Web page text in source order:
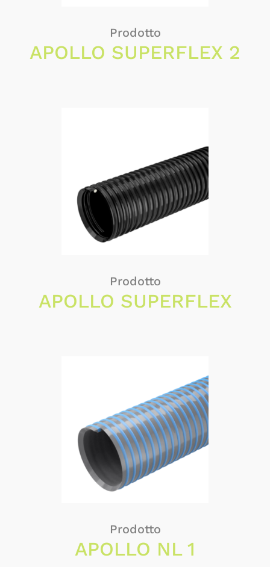
Prodotto
APOLLO SUPERFLEX 2
Prodotto
APOLLO SUPERFLEX
Prodotto
APOLLO NL 1